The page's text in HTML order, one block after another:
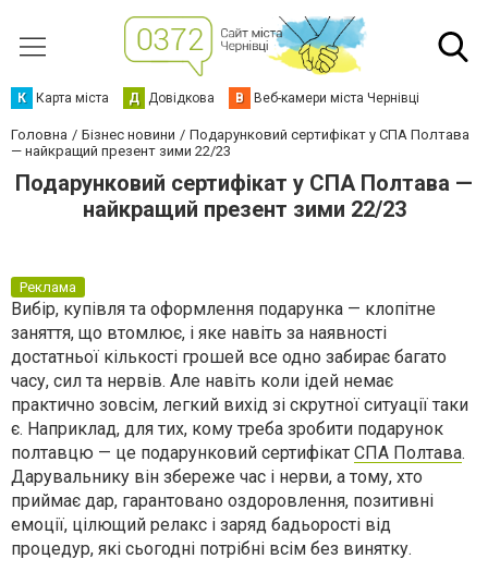
К Карта міста Д Довідкова В Веб-камери міста Чернівці
Головна Бізнес новини
Подарунковий сертифікат у СПА Полтава
— найкращий презент зими 22/23
Подарунковий сертифікат у СПА Полтава —
найкращий презент зими 22/23
Реклама
Вибір, купівля та оформлення подарунка — клопітне
заняття, що втомлює, і яке навіть за наявності
достатньої кількості грошей все одно забирає багато
часу, сил та нервів. Але навіть коли ідей немає
практично зовсім, легкий вихід зі скрутної ситуації таки
є. Наприклад, для тих, кому треба зробити подарунок
полтавцю — це подарунковий сертифікат СПА Полтава.
Дарувальнику він збереже час і нерви, а тому, хто
приймає дар, гарантовано оздоровлення, позитивні
емоції, цілющий релакс і заряд бадьорості від
процедур, які сьогодні потрібні всім без винятку.